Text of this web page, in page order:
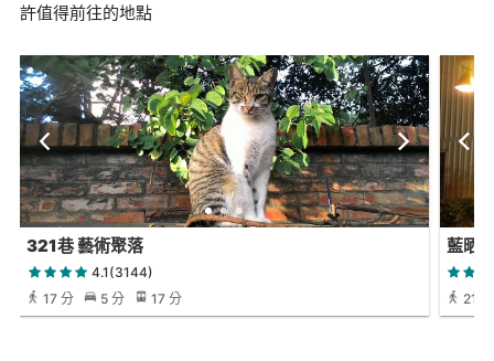
許值得前往的地點
321巷 藝術聚落
4.1(3144)
17 分
5 分 17 分
藍晒
21 分